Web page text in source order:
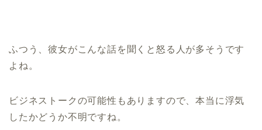
ふつう、彼女がこんな話を聞くと怒る人が多そうです
よね。
ビジネストークの可能性もありますので、本当に浮気
したかどうか不明ですね。